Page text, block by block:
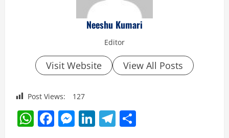
Neeshu Kumari
Editor
Visit Website View All Posts
Post Views: 127
WhatsApp
Facebook
Messenger
LinkedIn
Telegram